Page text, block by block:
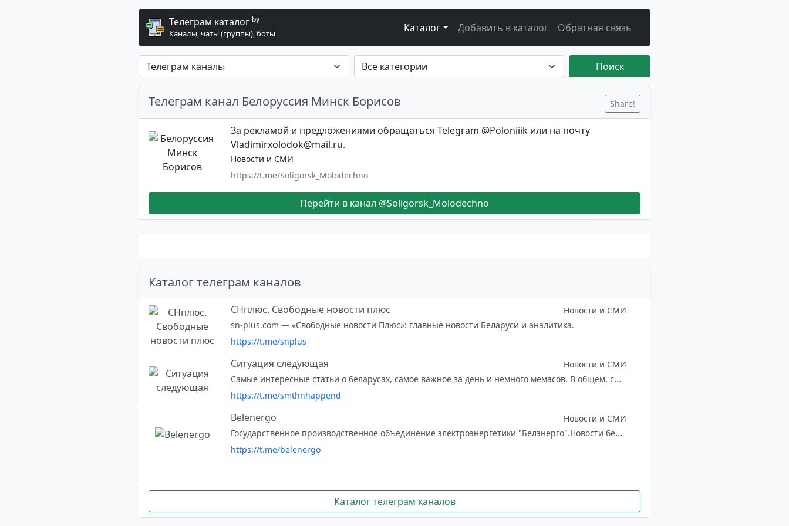
Телеграм каталог by
Каналы, чаты (группы), боты Каталог Добавить в каталог Обратная связь
Поиск
Телеграм канал Белоруссия Минск Борисов Share!
За рекламой и предложениями обращаться Telegram @Poloniiik или на почту
Vladimirxolodok@mail.ru.
Новости и СМИ
https://t.me/Soligorsk_Molodechno
Перейти в канал @Soligorsk_Molodechno
Каталог телеграм каналов
СНплюс. Свободные новости плюс
Новости и СМИ
sn-plus.com — «Свободные новости Плюс»: главные новости Беларуси и аналитика.
https://t.me/snplus
Ситуация следующая Новости и СМИ
Самые интересные статьи о беларусах, самое важное за день и немного мемасов. В общем, ситуация следующая
https://t.me/smthnhappend
Belenergo Новости и СМИ
Государственное производственное объединение электроэнергетики "Белэнерго".Новости белорусской энергетики и интересные факты . Оперативная и полезная информация о работе энергосистемы.
https://t.me/belenergo
Каталог телеграм каналов